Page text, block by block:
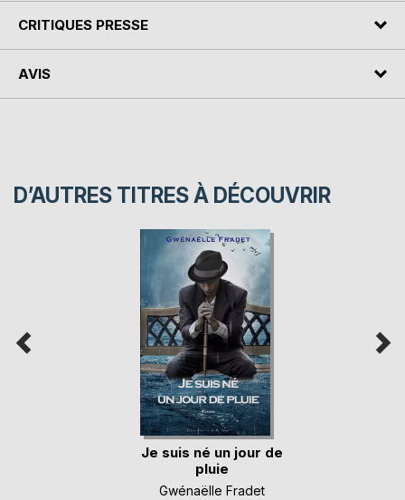
CRITIQUES PRESSE
AVIS
D’AUTRES TITRES À DÉCOUVRIR
Je suis né un jour de
pluie
Gwénaëlle Fradet